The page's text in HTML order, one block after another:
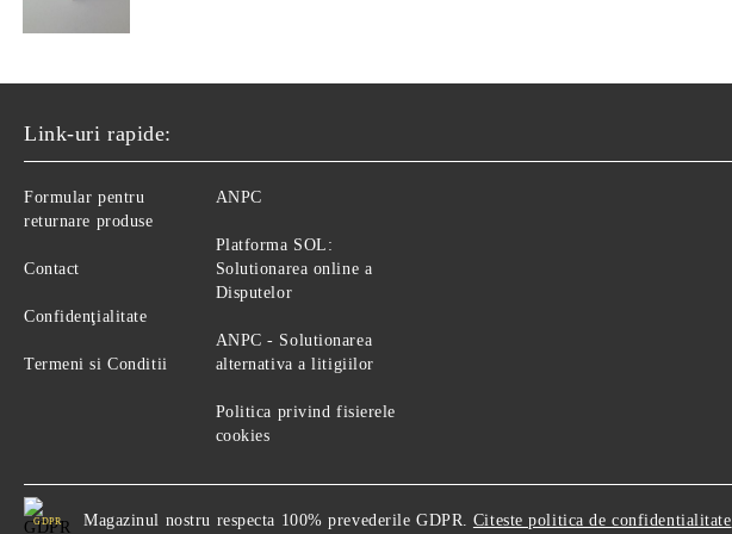
Link-uri rapide:
Formular pentru
returnare produse
Contact
Confidenţialitate
Termeni si Conditii
ANPC
Platforma SOL:
Solutionarea online a
Disputelor
ANPC - Solutionarea
alternativa a litigiilor
Politica privind fisierele
cookies
GDPR Magazinul nostru respecta 100% prevederile GDPR. Citeste politica de confidentialitate